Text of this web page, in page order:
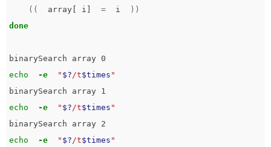
((
  array[ i]
=
  i
))
done
echo
-e " $?/t$times "
echo
-e " $?/t$times "
echo
-e " $?/t$times "